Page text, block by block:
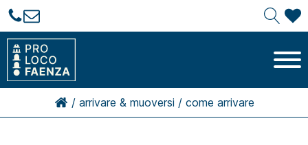
/ arrivare & muoversi / come arrivare